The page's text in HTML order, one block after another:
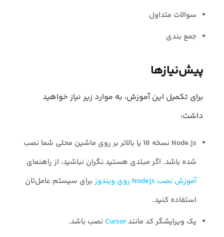
سوالات متداول
جمع بندی
پیش‌نیازها
برای تکمیل این آموزش، به موارد زیر نیاز خواهید
داشت:
Node.js نسخه 18 یا بالاتر بر روی ماشین محلی‌ شما نصب
شده باشد. اگر مبتدی هستید نگران نباشید، از راهنمای
آموزش نصب Nodejs روی ویندوز
برای سیستم عامل‌تان
استفاده کنید.
یک ویرایشگر کد مانندCursor نصب باشد.